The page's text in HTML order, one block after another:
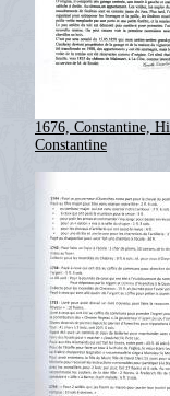
1676, Constantine,
Constantine